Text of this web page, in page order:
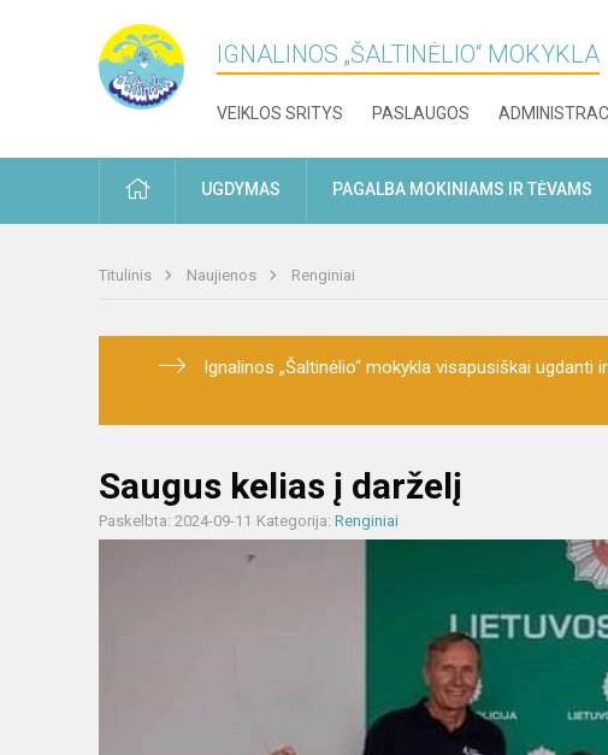
IGNALINOS „ŠALTINĖLIO“ MOKYKLA
VEIKLOS SRITYS PASLAUGOS
PRADŽIAUGDYMAS PAGALBA MOKINIAMS IR TĖVAMS
Titulinis Naujienos Renginiai
Ignalinos „Šaltinėlio“ mokykla visapusiškai
Saugus kelias į darželį
Paskelbta: 2024-09-11 Kategorija: Renginiai